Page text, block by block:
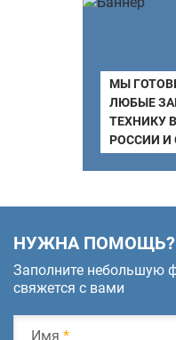
МЫ
ЛЮБЫЕ
ТЕХНИКУ
РОССИИ И
НУЖНА ПОМОЩЬ?
Заполните небольшую
свяжется с вами
Имя *